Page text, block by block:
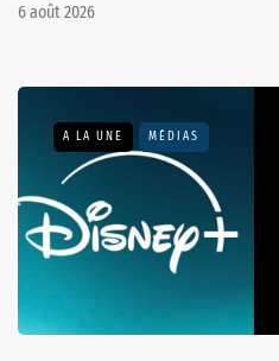
6 août 2026
A LA UNE MÉDIAS